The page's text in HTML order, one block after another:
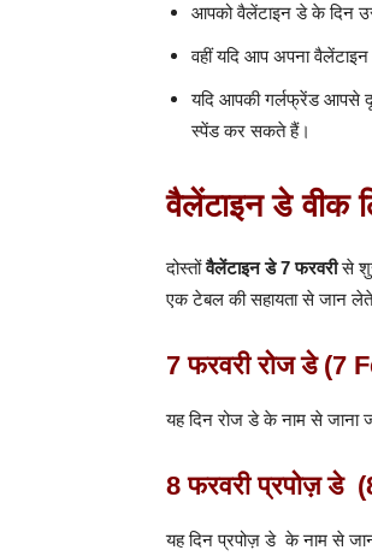
आपको वैलेंटाइन डे के दिन
वहीं यदि आप अपना
यदि आपकी गर्लफ्रेंड आपसे
स्पेंड कर सकते हैं।
वैलेंटाइन डे
दोस्तोंवैलेंटाइन डे 7 फरवरीसे
एक टेबल की सहायता से जान
7 फरवरी रोज डे (7
यह दिन रोज डे के नाम से जाना
8 फरवरी प्रपोज़
यह दिन प्रपोज़ डे के नाम से